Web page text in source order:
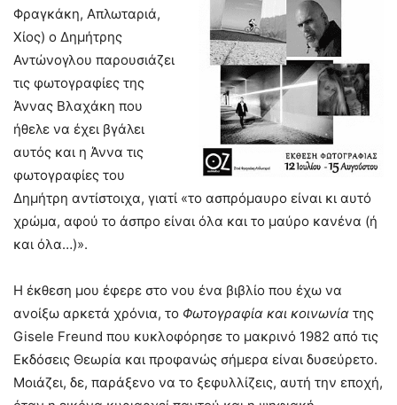
Φραγκάκη, Απλωταριά,
Χίος) ο Δημήτρης
Αντώνογλου παρουσιάζει
τις φωτογραφίες της
Άννας Βλαχάκη που
ήθελε να έχει βγάλει
αυτός και η Άννα τις
φωτογραφίες του
Δημήτρη αντίστοιχα, γιατί «το ασπρόμαυρο είναι κι αυτό
χρώμα, αφού το άσπρο είναι όλα και το μαύρο κανένα (ή
και όλα…)».
Η έκθεση μου έφερε στο νου ένα βιβλίο που έχω να
ανοίξω αρκετά χρόνια, το Φωτογραφία και κοινωνία της
Gisele Freund που κυκλοφόρησε το μακρινό 1982 από τις
Εκδόσεις Θεωρία και προφανώς σήμερα είναι δυσεύρετο.
Μοιάζει, δε, παράξενο να το ξεφυλλίζεις, αυτή την εποχή,